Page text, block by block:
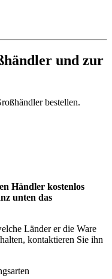
und zur
bestellen.
Händler kostenlos
unten das
Länder er die Ware
kontaktieren Sie ihn